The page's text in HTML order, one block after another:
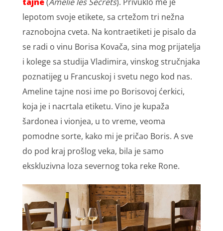
lepotom svoje etikete, sa crtežom tri nežna
raznobojna cveta. Na kontraetiketi je pisalo da
se radi o vinu Borisa Kovača, sina mog prijatelja
i kolege sa studija Vladimira, vinskog stručnjaka
poznatijeg u Francuskoj i svetu nego kod nas.
Ameline tajne nosi ime po Borisovoj ćerkici,
koja je i nacrtala etiketu. Vino je kupaža
šardonea i vionjea, u to vreme, veoma
pomodne sorte, kako mi je pričao Boris. A sve
do pod kraj prošlog veka, bila je samo
ekskluzivna loza severnog toka reke Rone.